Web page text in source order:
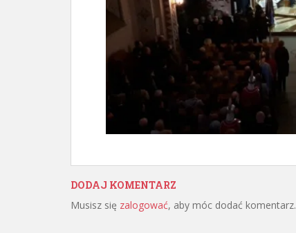
DODAJ KOMENTARZ
Musisz się zalogować, aby móc dodać komentarz.